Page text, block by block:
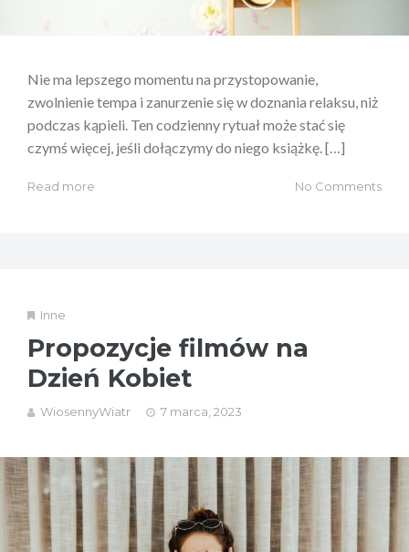
Nie ma lepszego momentu na przystopowanie,
zwolnienie tempa i zanurzenie się w doznania relaksu, niż
podczas kąpieli. Ten codzienny rytuał może stać się
czymś więcej, jeśli dołączymy do niego książkę. […]
Read more No Comments
Inne
Propozycje filmów na
Dzień Kobiet
WiosennyWiatr 7 marca, 2023